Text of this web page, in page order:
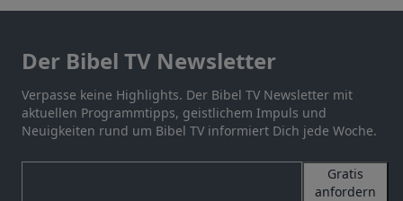
Der Bibel TV Newsletter
Verpasse keine Highlights. Der Bibel TV Newsletter mit
aktuellen Programmtipps, geistlichem Impuls und
Neuigkeiten rund um Bibel TV informiert Dich jede Woche.
Gratis
anfordern